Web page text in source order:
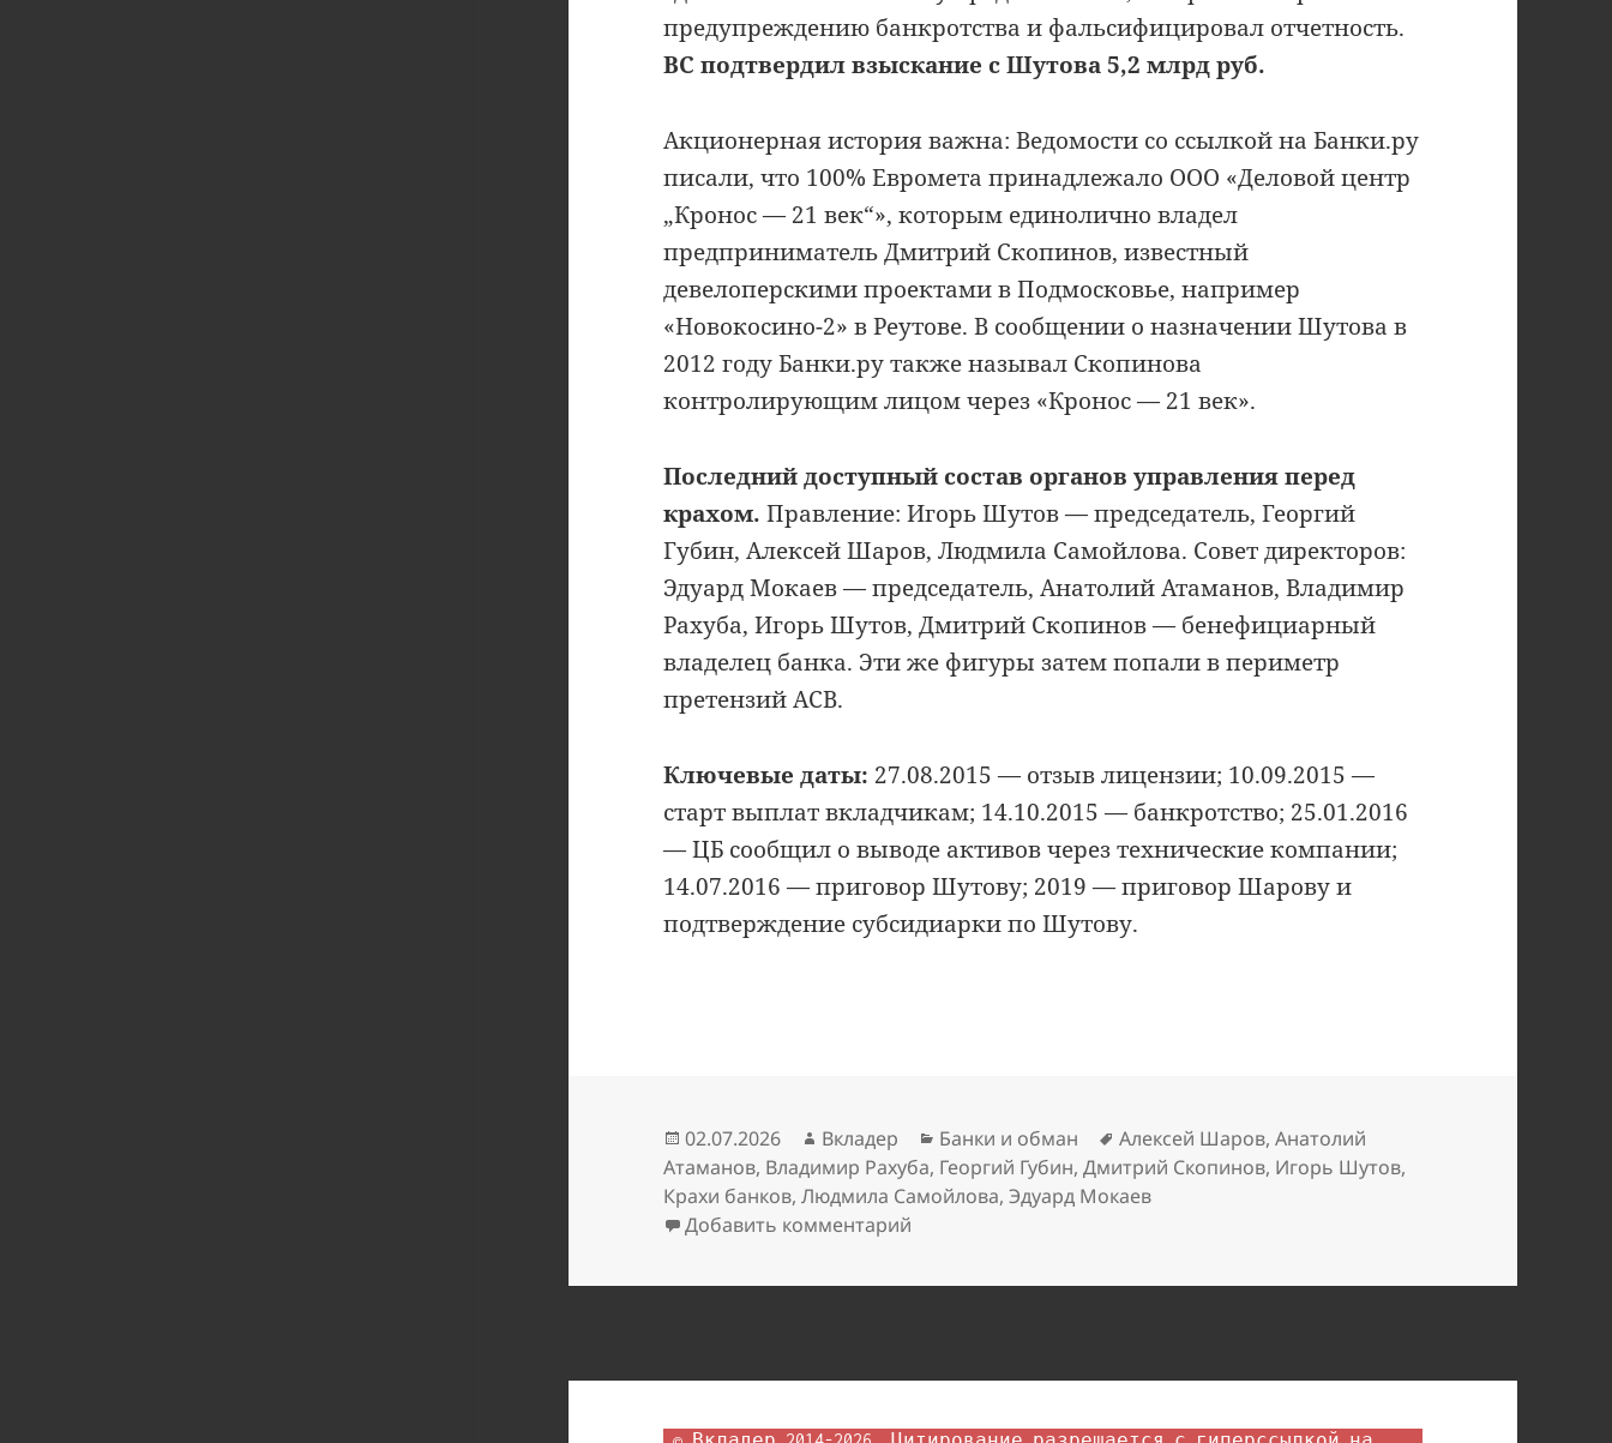
предупреждению банкротства и фальсифицировал отчетность.
ВС подтвердил взыскание с Шутова 5,2 млрд руб.
Акционерная история важна: Ведомости со ссылкой на Банки.ру
писали, что 100% Евромета принадлежало ООО «Деловой центр
„Кронос — 21 век“», которым единолично владел
предприниматель Дмитрий Скопинов, известный
девелоперскими проектами в Подмосковье, например
«Новокосино-2» в Реутове. В сообщении о назначении Шутова в
2012 году Банки.ру также называл Скопинова
контролирующим лицом через «Кронос — 21 век».
Последний доступный состав органов управления перед
крахом. Правление: Игорь Шутов — председатель, Георгий
Губин, Алексей Шаров, Людмила Самойлова. Совет директоров:
Эдуард Мокаев — председатель, Анатолий Атаманов, Владимир
Рахуба, Игорь Шутов, Дмитрий Скопинов — бенефициарный
владелец банка. Эти же фигуры затем попали в периметр
претензий АСВ.
Ключевые даты: 27.08.2015 — отзыв лицензии; 10.09.2015 —
старт выплат вкладчикам; 14.10.2015 — банкротство; 25.01.2016
— ЦБ сообщил о выводе активов через технические компании;
14.07.2016 — приговор Шутову; 2019 — приговор Шарову и
подтверждение субсидиарки по Шутову.
Опубликовано
02.07.2026 Автор
Вкладер Рубрики
Банки и обман Метки
Алексей Шаров,Анатолий
Атаманов, Владимир Рахуба, Георгий Губин,Дмитрий Скопинов, Игорь Шутов,
Крахи банков,Людмила Самойлова,Эдуард Мокаев
Добавить комментарий